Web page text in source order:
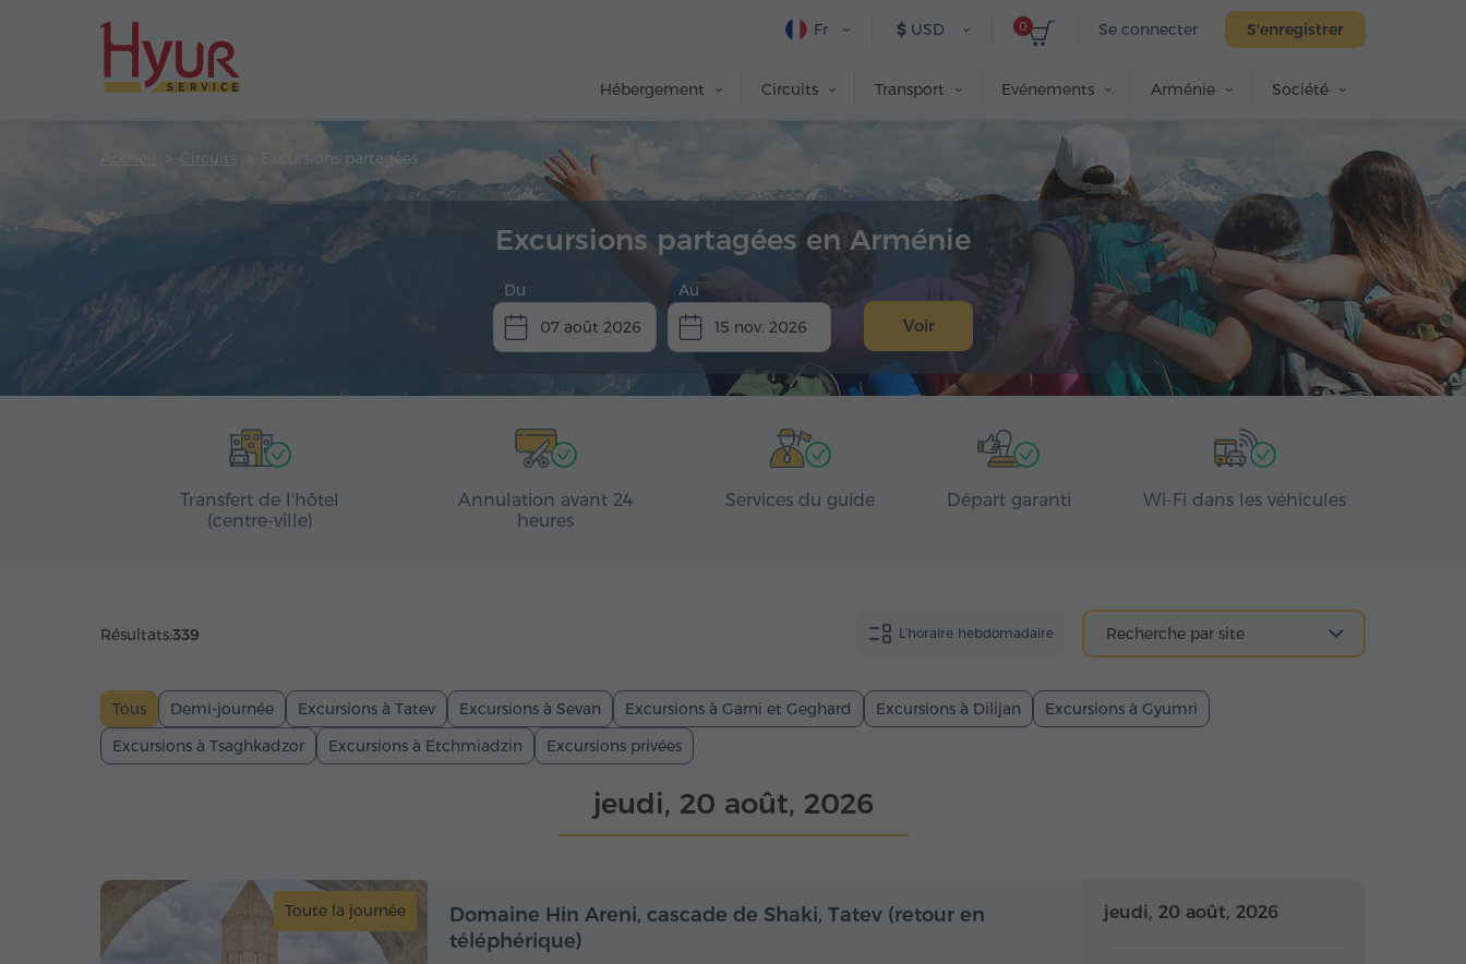
Se connecter S'enregistrer
0
$ USD
Fr
Hébergement Circuits Transport Evénements Arménie Société
Accueil Circuits Excursions partagées
Excursions partagées en Arménie
Du
07 août 2026
Au
15 nov. 2026
Voir
Transfert de l'hôtel
(centre-ville)
Annulation avant 24
heures
Services du guide Départ garanti Wi-Fi dans les véhicules
Recherche par site
L'horaire hebdomadaire
Résultats:339
Tous Demi-journée Excursions à Tatev Excursions à Sevan Excursions à Garni et Geghard Excursions à Dilijan
Excursions à Gyumri
Excursions à Tsaghkadzor
Excursions à Etchmiadzin Excursions privées
jeudi, 20 août, 2026
Toute la journée Toute la journée Toute la journée Toute la journée
Domaine Hin Areni, cascade de Shaki, Tatev (retour en
téléphérique)
jeudi, 20 août, 2026